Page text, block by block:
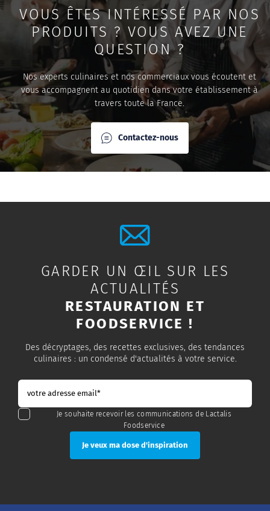
VOUS ÊTES INTÉRESSÉ PAR NOS
PRODUITS ? VOUS AVEZ UNE
QUESTION ?
Nos experts culinaires et nos commerciaux vous écoutent et
vous accompagnent au quotidien dans votre établissement à
travers toute la France.
Contactez-nous
GARDER UN ŒIL SUR LES
ACTUALITÉS
RESTAURATION ET
FOODSERVICE !
Des décryptages, des recettes exclusives, des tendances
culinaires : un condensé d'actualités à votre service.
Je souhaite recevoir les communications de Lactalis
Foodservice